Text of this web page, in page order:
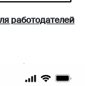
работодателей